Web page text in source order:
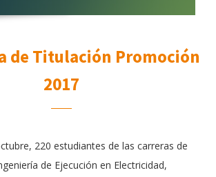
de Titulación Promoción
2017
220 estudiantes de las carreras de
de Ejecución en Electricidad,